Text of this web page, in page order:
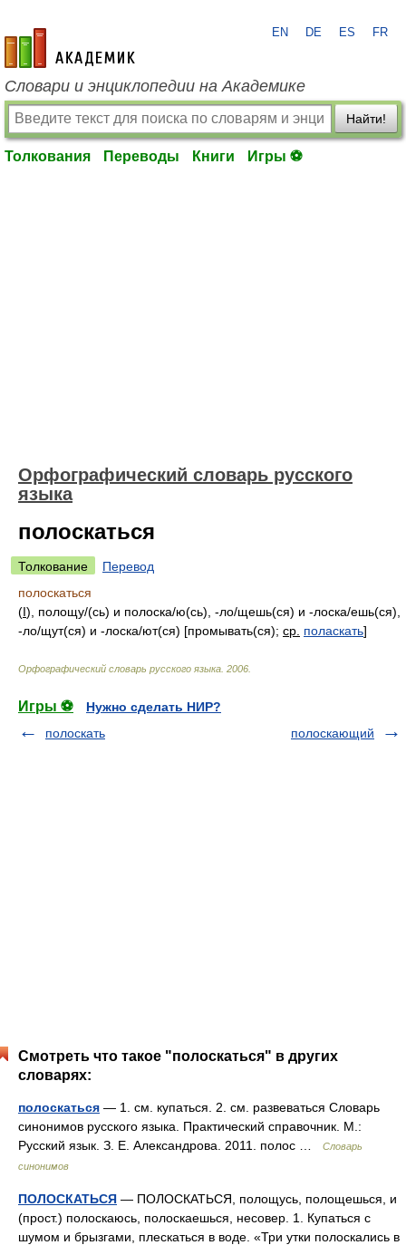
academic.ru
EN DE ES FR
Словари и энциклопедии на Академике
Найти!
Толкования Переводы Книги Игры ⚽
Орфографический словарь русского
языка
полоскаться
Толкование
Перевод
полоскаться
(I), полощу/(сь) и полоска/ю(сь), -ло/щешь(ся) и -лоска/ешь(ся),
-ло/щут(ся) и -лоска/ют(ся) [промывать(ся); ср. поласкать]
Орфографический словарь русского языка 2006
Игры ⚽
Нужно сделать НИР?
полоскать
полоскающий
Смотреть что такое "полоскаться" в других
словарях:
полоскаться — 1. см. купаться. 2. см. развеваться Словарь
синонимов русского языка. Практический справочник. М.:
Русский язык. З. Е. Александрова. 2011. полос …
Словарь
синонимов
ПОЛОСКАТЬСЯ — ПОЛОСКАТЬСЯ, полощусь, полощешься, и
(прост.) полоскаюсь, полоскаешься, несовер. 1. Купаться с
шумом и брызгами, плескаться в воде. «Три утки полоскались в